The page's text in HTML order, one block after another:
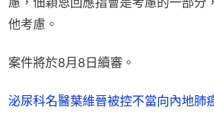
他考慮。
案件將於8月8日續審。
泌尿科名醫葉維晉被控不當向內地